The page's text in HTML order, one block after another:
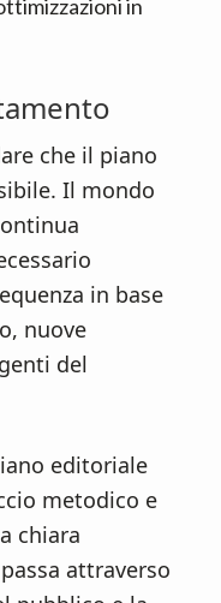
in
che il piano
Il mondo
in base
nuove
del
editoriale
metodico e
chiara
attraverso